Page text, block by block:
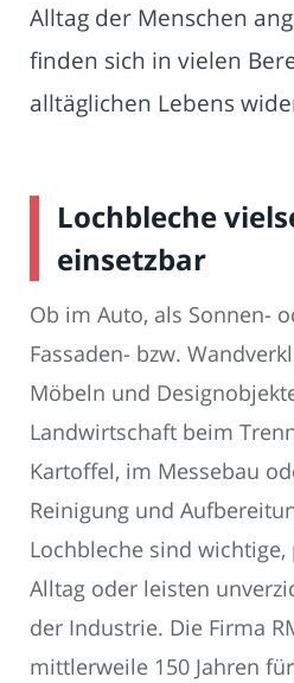
Alltag der Menschen
finden sich in vielen
alltäglichen Lebens
Lochbleche
einsetzbar
Ob im Auto, als Sonnen-
Fassaden- bzw.
Möbeln und
Landwirtschaft beim
Kartoffel, im Messebau
Reinigung und
Lochbleche sind
Alltag oder leisten
der Industrie. Die Firma
mittlerweile 150 Jahren